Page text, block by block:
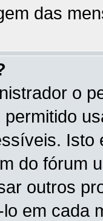
das
o
do fórum
outros
em cada